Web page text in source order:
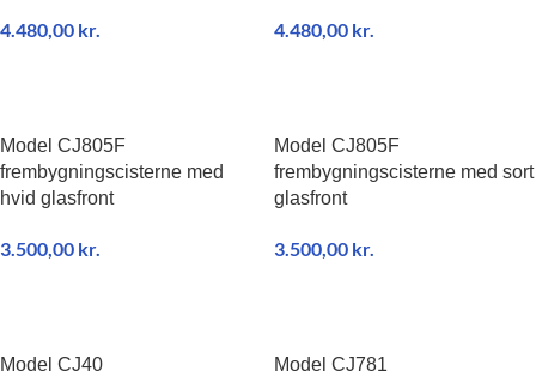
4.480,00 kr. 4.480,00 kr.
Model CJ805F
frembygningscisterne med
hvid glasfront
3.500,00 kr.
Model CJ805F
frembygningscisterne med sort
glasfront
3.500,00 kr.
Model CJ40
Model CJ781